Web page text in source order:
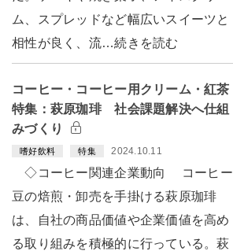
ム、スプレッドなど幅広いスイーツと
相性が良く、流…続きを読む
コーヒー・コーヒー用クリーム・紅茶
特集：萩原珈琲 社会課題解決へ仕組
みづくり
嗜好飲料 特集 2024.10.11
◇コーヒー関連企業動向 コーヒー
豆の焙煎・卸売を手掛ける萩原珈琲
は、自社の商品価値や企業価値を高め
る取り組みを積極的に行っている。萩